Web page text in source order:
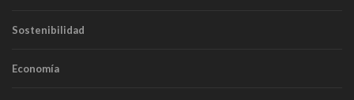
Sostenibilidad
Economía